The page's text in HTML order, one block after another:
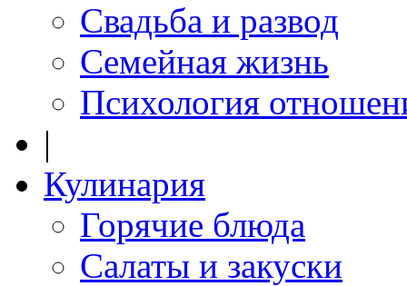
Свадьба и развод
Семейная жизнь
Психология
|
Кулинария
Горячие блюда
Салаты и закуски